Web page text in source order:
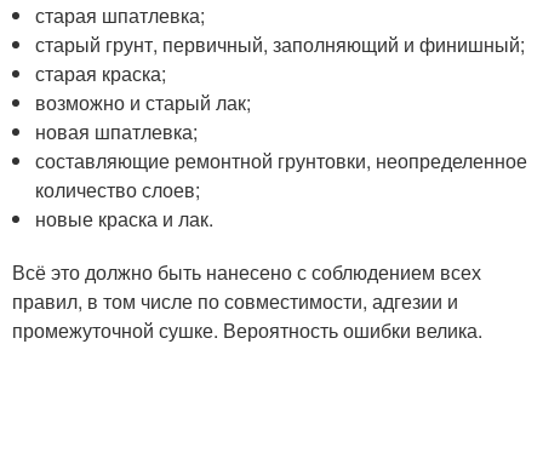
старая шпатлевка;
старый грунт, первичный, заполняющий и финишный;
старая краска;
возможно и старый лак;
новая шпатлевка;
составляющие ремонтной грунтовки, неопределенное
количество слоев;
новые краска и лак.
Всё это должно быть нанесено с соблюдением всех
правил, в том числе по совместимости, адгезии и
промежуточной сушке. Вероятность ошибки велика.